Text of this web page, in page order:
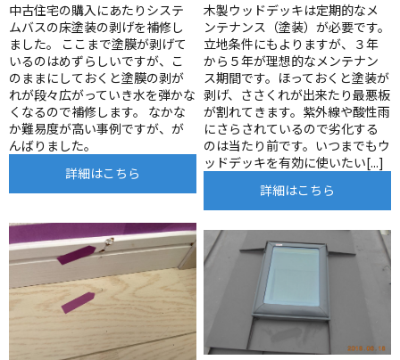
中古住宅の購入にあたりシステ
ムバスの床塗装の剥げを補修し
ました。 ここまで塗膜が剥げて
いるのはめずらしいですが、こ
のままにしておくと塗膜の剥が
れが段々広がっていき水を弾かな
くなるので補修します。 なかな
か難易度が高い事例ですが、が
んばりました。
詳細はこちら
木製ウッドデッキは定期的なメ
ンテナンス（塗装）が必要です。
立地条件にもよりますが、３年
から５年が理想的なメンテナン
ス期間です。ほっておくと塗装が
剥げ、ささくれが出来たり最悪板
が割れてきます。紫外線や酸性雨
にさらされているので劣化する
のは当たり前です。いつまでもウ
ッドデッキを有効に使いたい[...]
詳細はこちら